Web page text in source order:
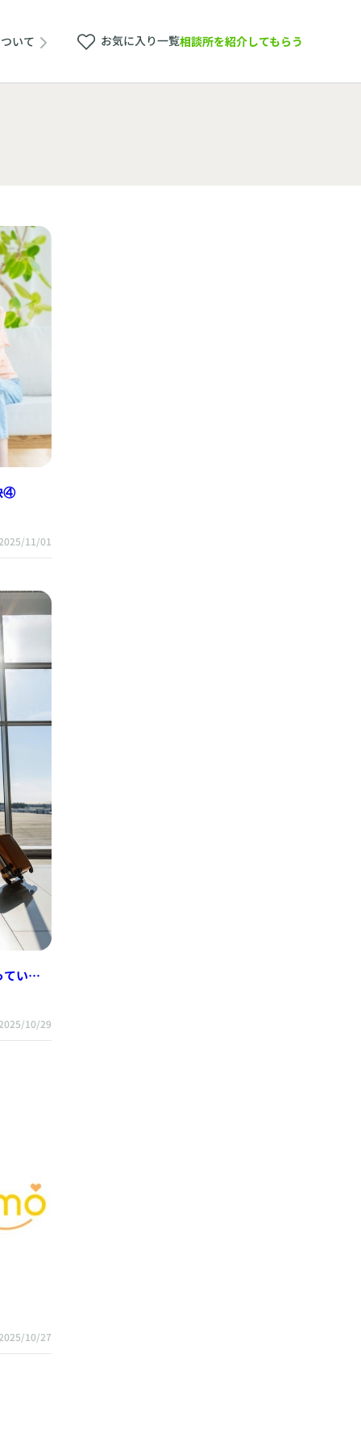
いて お気に入り一覧相談所を紹介してもらう
④
11/01
いる
10/29
10/27